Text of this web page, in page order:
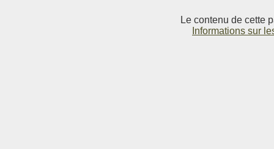
Le contenu de cette
Informations sur